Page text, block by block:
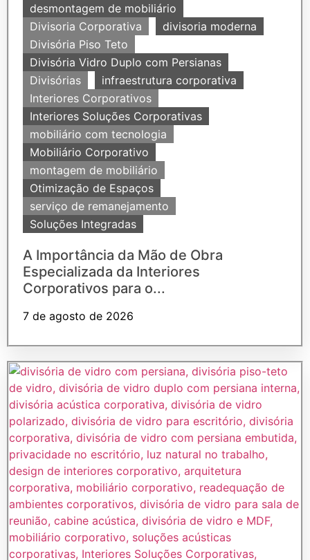
desmontagem de mobiliário
Divisoria Corporativa
divisoria moderna
Divisória Piso Teto
Divisória Vidro Duplo com Persianas
Divisórias
infraestrutura corporativa
Interiores Corporativos
Interiores Soluções Corporativas
mobiliário com tecnologia
Mobiliário Corporativo
montagem de mobiliário
Otimização de Espaços
serviço de remanejamento
Soluções Integradas
A Importância da Mão de Obra
Especializada da Interiores
Corporativos para o...
7 de agosto de 2026